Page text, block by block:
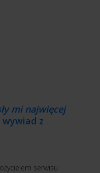
mi najwięcej
z
serwisu